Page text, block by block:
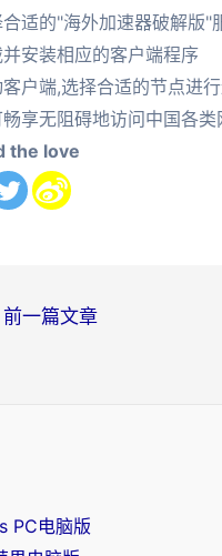
合适的"海外加速器破解版"
并安装相应的客户端程序
客户端,选择合适的节点进
享无阻碍地访问中国各类
the love
前一篇文章
PC电脑版